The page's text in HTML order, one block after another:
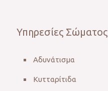
Υπηρεσίες Σώματος
Αδυνάτισμα
Κυτταρίτιδα